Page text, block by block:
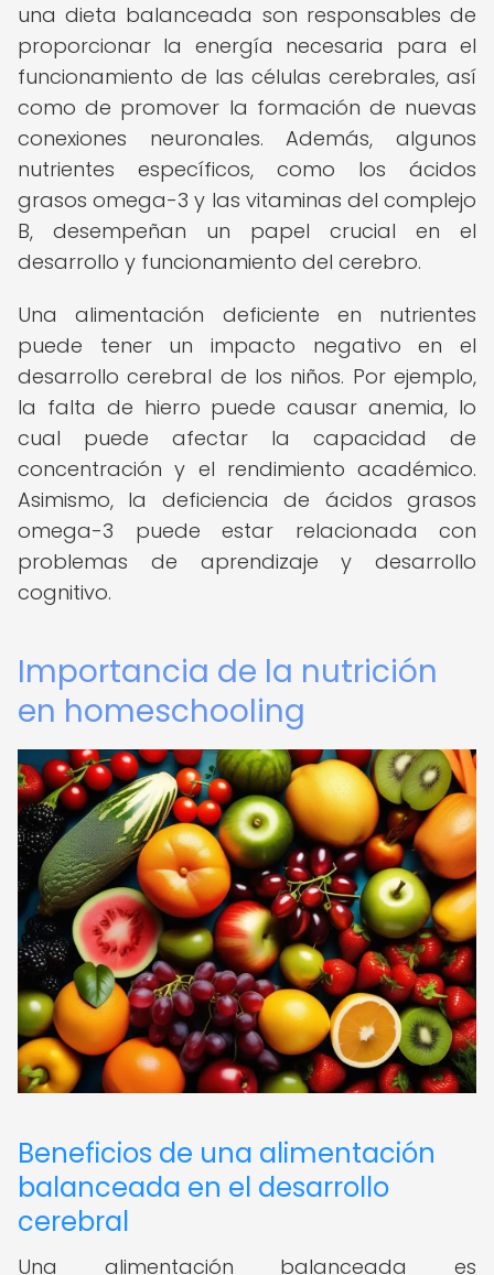
una dieta balanceada son responsables de
proporcionar la energía necesaria para el
funcionamiento de las células cerebrales, así
como de promover la formación de nuevas
conexiones neuronales. Además, algunos
nutrientes específicos, como los ácidos
grasos omega-3 y las vitaminas del complejo
B, desempeñan un papel crucial en el
desarrollo y funcionamiento del cerebro.
Una alimentación deficiente en nutrientes
puede tener un impacto negativo en el
desarrollo cerebral de los niños. Por ejemplo,
la falta de hierro puede causar anemia, lo
cual puede afectar la capacidad de
concentración y el rendimiento académico.
Asimismo, la deficiencia de ácidos grasos
omega-3 puede estar relacionada con
problemas de aprendizaje y desarrollo
cognitivo.
Importancia de la nutrición
en homeschooling
Beneficios de una alimentación
balanceada en el desarrollo
cerebral
Una alimentación balanceada es